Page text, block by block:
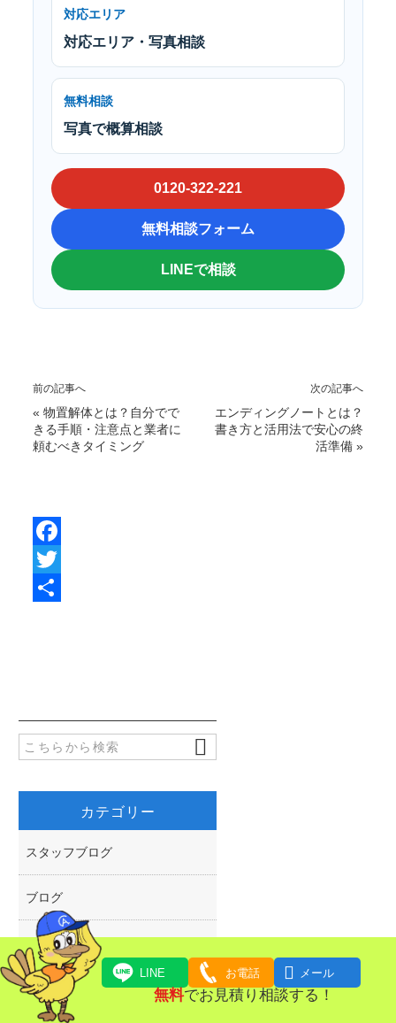
対応エリア
対応エリア・写真相談
無料相談
写真で概算相談
0120-322-221
無料相談フォーム
LINEで相談
前の記事へ
« 物置解体とは？自分でで
きる手順・注意点と業者に
頼むべきタイミング
次の記事へ
エンディングノートとは？
書き方と活用法で安心の終
活準備 »
F
カテゴリー
スタッフブログ
ブログ
お知らせ
コラム
LINE お電話  メール
無料でお見積り相談する！